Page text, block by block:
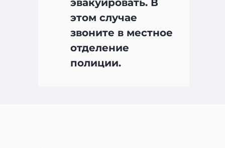
эвакуировать. В
этом случае
звоните в местное
отделение
полиции.